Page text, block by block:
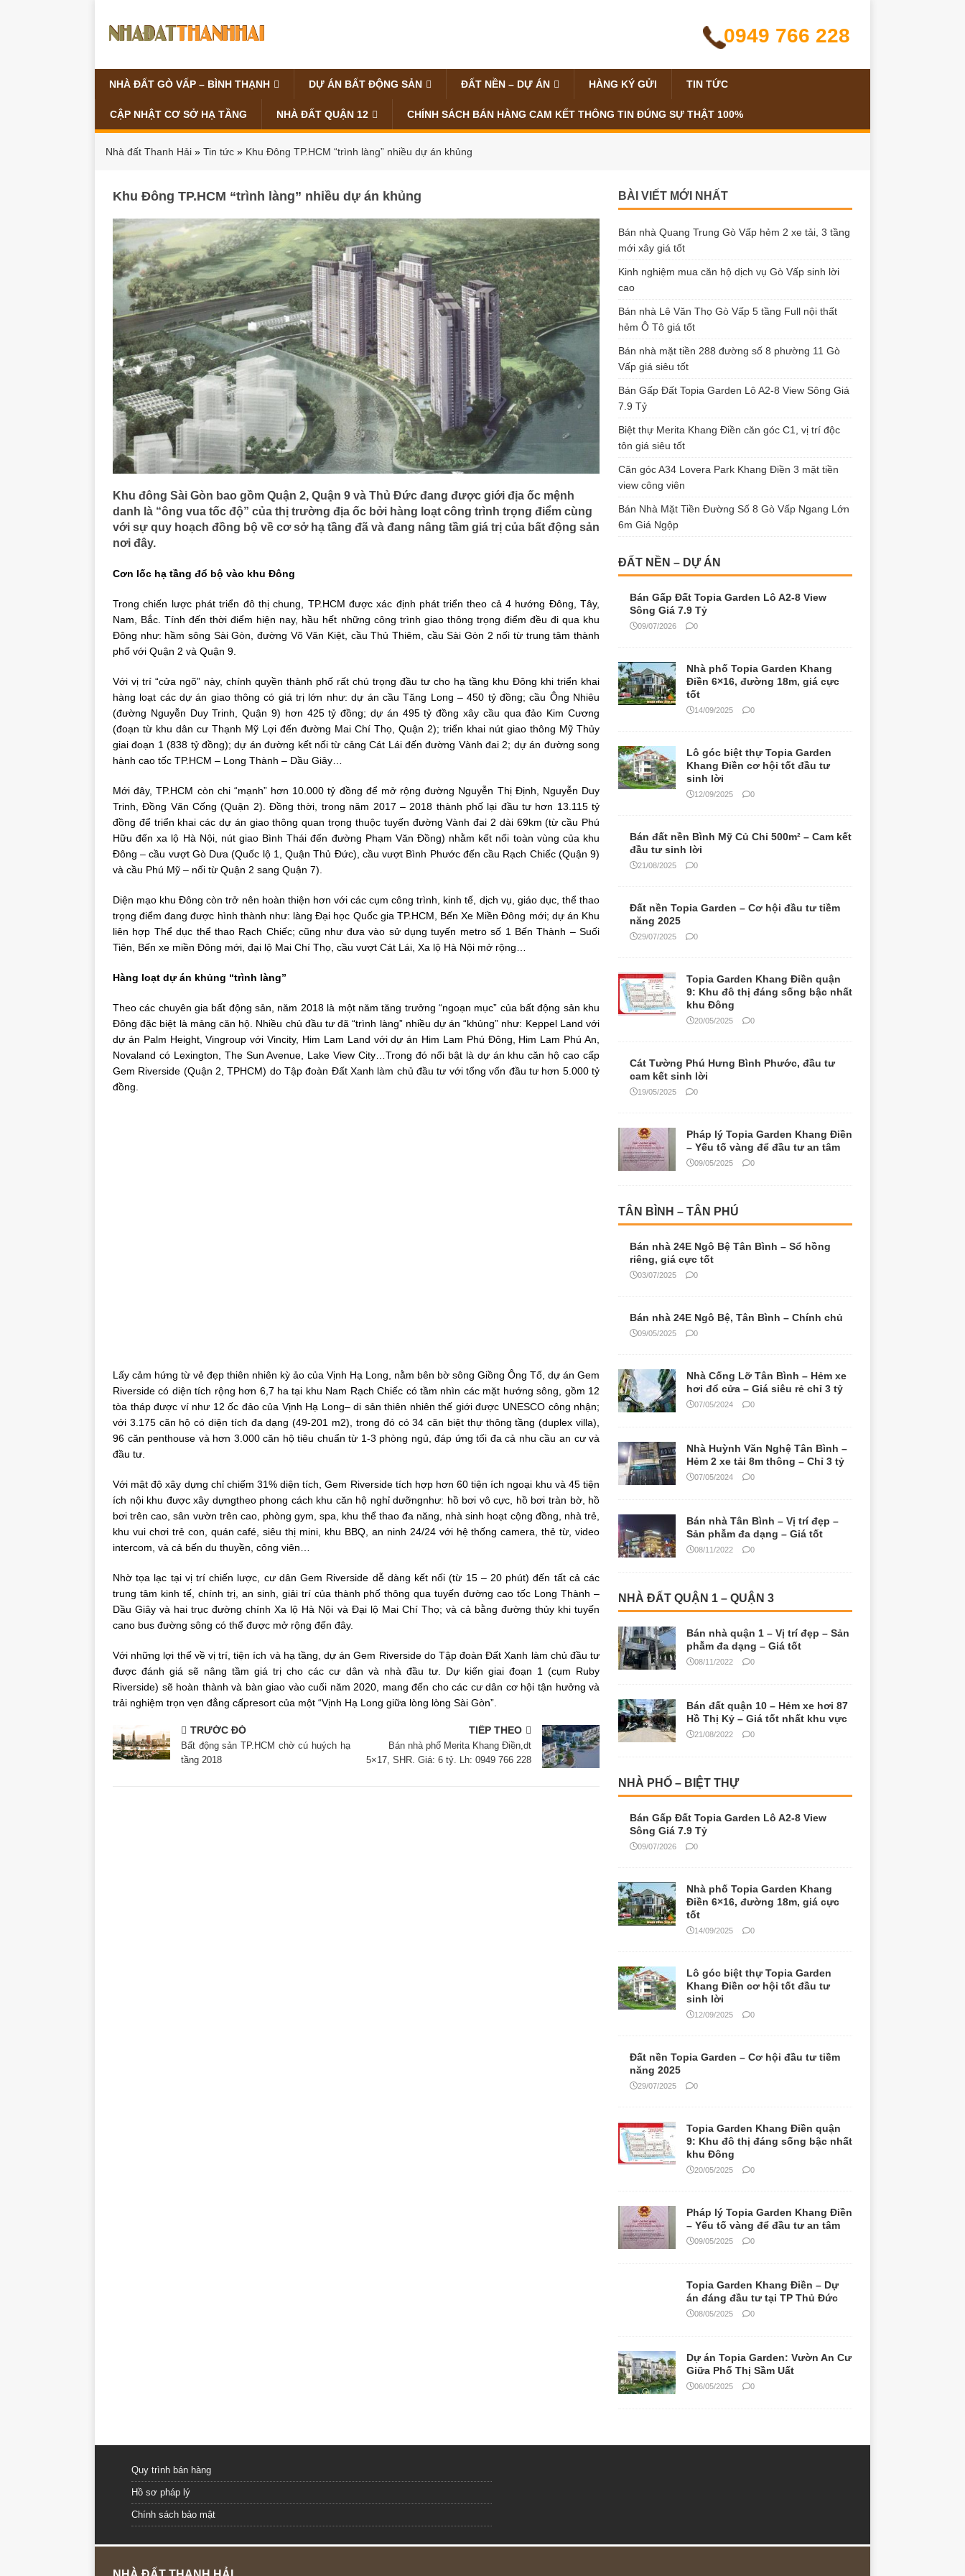
0949 766 228
NHÀ ĐẤT GÒ VẤP – BÌNH THẠNH DỰ ÁN BẤT ĐỘNG SẢN ĐẤT NỀN – DỰ ÁN HÀNG KÝ GỬI TIN TỨC
CẬP NHẬT CƠ SỞ HẠ TẦNG NHÀ ĐẤT QUẬN 12 CHÍNH SÁCH BÁN HÀNG CAM KẾT THÔNG TIN ĐÚNG SỰ THẬT 100%
Nhà đất Thanh Hải » Tin tức » Khu Đông TP.HCM “trình làng” nhiều dự án khủng
Khu Đông TP.HCM “trình làng” nhiều dự án khủng
Khu đông Sài Gòn bao gồm Quận 2, Quận 9 và Thủ Đức đang được giới địa ốc mệnh
danh là “ông vua tốc độ” của thị trường địa ốc bởi hàng loạt công trình trọng điểm cùng
với sự quy hoạch đồng bộ về cơ sở hạ tầng đã và đang nâng tầm giá trị của bất động sản
nơi đây.
Cơn lốc hạ tầng đổ bộ vào khu Đông
Trong chiến lược phát triển đô thị chung, TP.HCM được xác định phát triển theo cả 4 hướng Đông, Tây,
Nam, Bắc. Tính đến thời điểm hiện nay, hầu hết những công trình giao thông trọng điểm đều đi qua khu
Đông như: hầm sông Sài Gòn, đường Võ Văn Kiệt, cầu Thủ Thiêm, cầu Sài Gòn 2 nối từ trung tâm thành
phố với Quận 2 và Quận 9.
Với vị trí “cửa ngõ” này, chính quyền thành phố rất chú trọng đầu tư cho hạ tầng khu Đông khi triển khai
hàng loạt các dự án giao thông có giá trị lớn như: dự án cầu Tăng Long – 450 tỷ đồng; cầu Ông Nhiêu
(đường Nguyễn Duy Trinh, Quận 9) hơn 425 tỷ đồng; dự án 495 tỷ đồng xây cầu qua đảo Kim Cương
(đoạn từ khu dân cư Thạnh Mỹ Lợi đến đường Mai Chí Thọ, Quận 2); triển khai nút giao thông Mỹ Thủy
giai đoạn 1 (838 tỷ đồng); dự án đường kết nối từ cảng Cát Lái đến đường Vành đai 2; dự án đường song
hành cao tốc TP.HCM – Long Thành – Dầu Giây…
Mới đây, TP.HCM còn chi “mạnh” hơn 10.000 tỷ đồng để mở rộng đường Nguyễn Thị Định, Nguyễn Duy
Trinh, Đồng Văn Cống (Quận 2). Đồng thời, trong năm 2017 – 2018 thành phố lại đầu tư hơn 13.115 tỷ
đồng để triển khai các dự án giao thông quan trọng thuộc tuyến đường Vành đai 2 dài 69km (từ cầu Phú
Hữu đến xa lộ Hà Nội, nút giao Bình Thái đến đường Phạm Văn Đồng) nhằm kết nối toàn vùng của khu
Đông – cầu vượt Gò Dưa (Quốc lộ 1, Quận Thủ Đức), cầu vượt Bình Phước đến cầu Rạch Chiếc (Quận 9)
và cầu Phú Mỹ – nối từ Quận 2 sang Quận 7).
Diện mạo khu Đông còn trở nên hoàn thiện hơn với các cụm công trình, kinh tế, dịch vụ, giáo dục, thể thao
trọng điểm đang được hình thành như: làng Đại học Quốc gia TP.HCM, Bến Xe Miền Đông mới; dự án Khu
liên hợp Thể dục thể thao Rạch Chiếc; cũng như đưa vào sử dụng tuyến metro số 1 Bến Thành – Suối
Tiên, Bến xe miền Đông mới, đại lộ Mai Chí Thọ, cầu vượt Cát Lái, Xa lộ Hà Nội mở rộng…
Hàng loạt dự án khủng “trình làng”
Theo các chuyên gia bất động sản, năm 2018 là một năm tăng trưởng “ngoạn mục” của bất động sản khu
Đông đặc biệt là mảng căn hộ. Nhiều chủ đầu tư đã “trình làng” nhiều dự án “khủng” như: Keppel Land với
dự án Palm Height, Vingroup với Vincity, Him Lam Land với dự án Him Lam Phú Đông, Him Lam Phú An,
Novaland có Lexington, The Sun Avenue, Lake View City…Trong đó nổi bật là dự án khu căn hộ cao cấp
Gem Riverside (Quận 2, TPHCM) do Tập đoàn Đất Xanh làm chủ đầu tư với tổng vốn đầu tư hơn 5.000 tỷ
đồng.
Lấy cảm hứng từ vẻ đẹp thiên nhiên kỳ ảo của Vịnh Hạ Long, nằm bên bờ sông Giồng Ông Tố, dự án Gem
Riverside có diện tích rộng hơn 6,7 ha tại khu Nam Rạch Chiếc có tầm nhìn các mặt hướng sông, gồm 12
tòa tháp được ví như 12 ốc đảo của Vịnh Hạ Long– di sản thiên nhiên thế giới được UNESCO công nhận;
với 3.175 căn hộ có diện tích đa dạng (49-201 m2), trong đó có 34 căn biệt thự thông tầng (duplex villa),
96 căn penthouse và hơn 3.000 căn hộ tiêu chuẩn từ 1-3 phòng ngủ, đáp ứng tối đa cả nhu cầu an cư và
đầu tư.
Với mật độ xây dựng chỉ chiếm 31% diện tích, Gem Riverside tích hợp hơn 60 tiện ích ngoại khu và 45 tiện
ích nội khu được xây dựngtheo phong cách khu căn hộ nghỉ dưỡngnhư: hồ bơi vô cực, hồ bơi tràn bờ, hồ
bơi trên cao, sân vườn trên cao, phòng gym, spa, khu thể thao đa năng, nhà sinh hoạt cộng đồng, nhà trẻ,
khu vui chơi trẻ con, quán café, siêu thị mini, khu BBQ, an ninh 24/24 với hệ thống camera, thẻ từ, video
intercom, và cả bến du thuyền, công viên…
Nhờ tọa lạc tại vị trí chiến lược, cư dân Gem Riverside dễ dàng kết nối (từ 15 – 20 phút) đến tất cả các
trung tâm kinh tế, chính trị, an sinh, giải trí của thành phố thông qua tuyến đường cao tốc Long Thành –
Dầu Giây và hai trục đường chính Xa lộ Hà Nội và Đại lộ Mai Chí Thọ; và cả bằng đường thủy khi tuyến
cano bus đường sông có thể được mở rộng đến đây.
Với những lợi thế về vị trí, tiện ích và hạ tầng, dự án Gem Riverside do Tập đoàn Đất Xanh làm chủ đầu tư
được đánh giá sẽ nâng tầm giá trị cho các cư dân và nhà đầu tư. Dự kiến giai đoạn 1 (cụm Ruby
Riverside) sẽ hoàn thành và bàn giao vào cuối năm 2020, mang đến cho các cư dân cơ hội tận hưởng và
trải nghiệm trọn vẹn đẳng cấpresort của một “Vịnh Hạ Long giữa lòng lòng Sài Gòn”.
TRƯỚC ĐÓ
Bất động sản TP.HCM chờ cú huých hạ
tầng 2018
TIẾP THEO
Bán nhà phố Merita Khang Điền,dt
5×17, SHR. Giá: 6 tỷ. Lh: 0949 766 228
BÀI VIẾT MỚI NHẤT
Bán nhà Quang Trung Gò Vấp hẻm 2 xe tải, 3 tầng
mới xây giá tốt
Kinh nghiệm mua căn hộ dịch vụ Gò Vấp sinh lời
cao
Bán nhà Lê Văn Thọ Gò Vấp 5 tầng Full nội thất
hẻm Ô Tô giá tốt
Bán nhà mặt tiền 288 đường số 8 phường 11 Gò
Vấp giá siêu tốt
Bán Gấp Đất Topia Garden Lô A2-8 View Sông Giá
7.9 Tỷ
Biệt thự Merita Khang Điền căn góc C1, vị trí độc
tôn giá siêu tốt
Căn góc A34 Lovera Park Khang Điền 3 mặt tiền
view công viên
Bán Nhà Mặt Tiền Đường Số 8 Gò Vấp Ngang Lớn
6m Giá Ngộp
ĐẤT NỀN – DỰ ÁN
Bán Gấp Đất Topia Garden Lô A2-8 View
Sông Giá 7.9 Tỷ
09/07/2026 0
Nhà phố Topia Garden Khang
Điền 6×16, đường 18m, giá cực
tốt
14/09/2025 0
Lô góc biệt thự Topia Garden
Khang Điền cơ hội tốt đầu tư
sinh lời
12/09/2025 0
Bán đất nền Bình Mỹ Củ Chi 500m² – Cam kết
đầu tư sinh lời
21/08/2025 0
Đất nền Topia Garden – Cơ hội đầu tư tiềm
năng 2025
29/07/2025 0
Topia Garden Khang Điền quận
9: Khu đô thị đáng sống bậc nhất
khu Đông
20/05/2025 0
Cát Tường Phú Hưng Bình Phước, đầu tư
cam kết sinh lời
19/05/2025 0
Pháp lý Topia Garden Khang Điền
– Yếu tố vàng để đầu tư an tâm
09/05/2025 0
TÂN BÌNH – TÂN PHÚ
Bán nhà 24E Ngô Bệ Tân Bình – Sổ hồng
riêng, giá cực tốt
03/07/2025 0
Bán nhà 24E Ngô Bệ, Tân Bình – Chính chủ
09/05/2025 0
Nhà Cống Lỡ Tân Bình – Hẻm xe
hơi đổ cửa – Giá siêu rẻ chỉ 3 tỷ
07/05/2024 0
Nhà Huỳnh Văn Nghệ Tân Bình –
Hẻm 2 xe tải 8m thông – Chỉ 3 tỷ
07/05/2024 0
Bán nhà Tân Bình – Vị trí đẹp –
Sản phẫm đa dạng – Giá tốt
08/11/2022 0
NHÀ ĐẤT QUẬN 1 – QUẬN 3
Bán nhà quận 1 – Vị trí đẹp – Sản
phẫm đa dạng – Giá tốt
08/11/2022 0
Bán đất quận 10 – Hẻm xe hơi 87
Hồ Thị Kỷ – Giá tốt nhất khu vực
21/08/2022 0
NHÀ PHỐ – BIỆT THỰ
Bán Gấp Đất Topia Garden Lô A2-8 View
Sông Giá 7.9 Tỷ
09/07/2026 0
Nhà phố Topia Garden Khang
Điền 6×16, đường 18m, giá cực
tốt
14/09/2025 0
Lô góc biệt thự Topia Garden
Khang Điền cơ hội tốt đầu tư
sinh lời
12/09/2025 0
Đất nền Topia Garden – Cơ hội đầu tư tiềm
năng 2025
29/07/2025 0
Topia Garden Khang Điền quận
9: Khu đô thị đáng sống bậc nhất
khu Đông
20/05/2025 0
Pháp lý Topia Garden Khang Điền
– Yếu tố vàng để đầu tư an tâm
09/05/2025 0
Topia Garden Khang Điền – Dự
án đáng đầu tư tại TP Thủ Đức
08/05/2025 0
Dự án Topia Garden: Vườn An Cư
Giữa Phố Thị Sầm Uất
06/05/2025 0
Quy trình bán hàng
Hồ sơ pháp lý
Chính sách bảo mật